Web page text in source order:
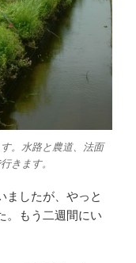
。水路と農道、法面
きます。
ましたが、やっと
。もう二週間にい